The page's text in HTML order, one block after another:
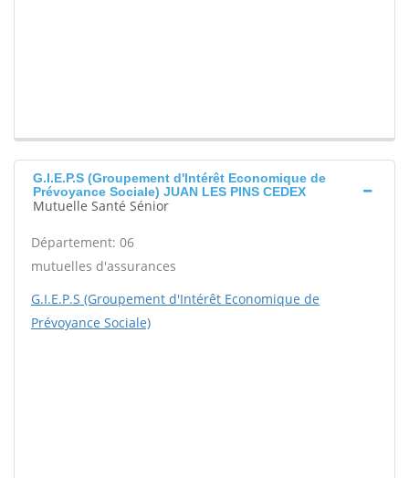
G.I.E.P.S (Groupement d'Intérêt Economique de
Prévoyance Sociale) JUAN LES PINS CEDEX
Mutuelle Santé Sénior
Département: 06
mutuelles d'assurances
G.I.E.P.S (Groupement d'Intérêt Economique de
Prévoyance Sociale)